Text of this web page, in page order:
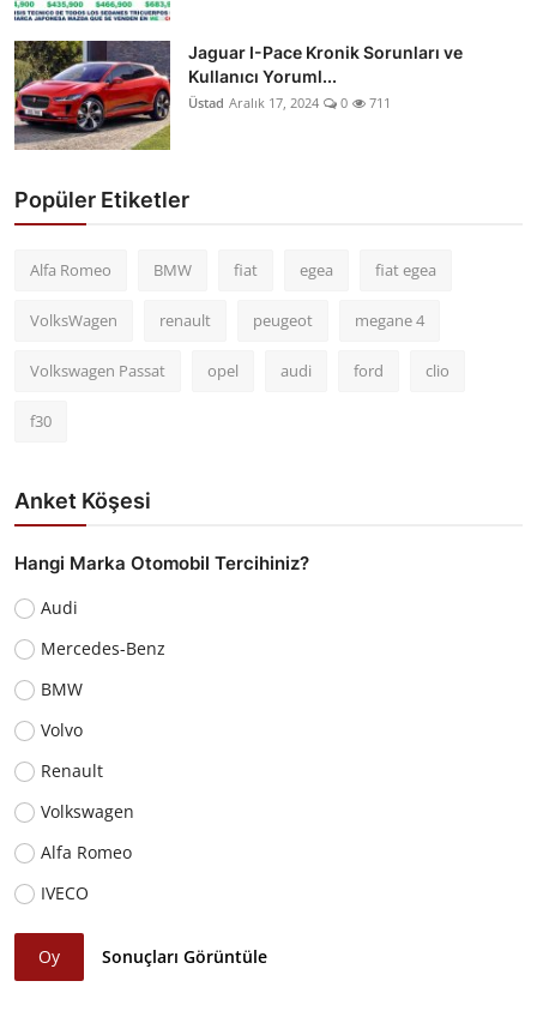
Jaguar I-Pace Kronik Sorunları ve
Kullanıcı Yoruml...
Üstad Aralık 17, 2024 0 711
Popüler Etiketler
Alfa Romeo BMW fiat egea fiat egea
VolksWagen renault peugeot megane 4
Volkswagen Passat opel audi ford clio
f30
Anket Köşesi
Hangi Marka Otomobil Tercihiniz?
Audi
Mercedes-Benz
BMW
Volvo
Renault
Volkswagen
Alfa Romeo
IVECO
Oy Sonuçları Görüntüle